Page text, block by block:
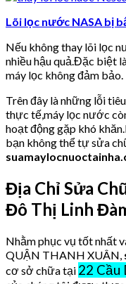
Lõi lọc nước NASA bị
Nếu không thay lõi lọc
nhiều hậu quả.Đặc biệt
máy lọc không đảm bảo.
Trên đây là những lỗi
thực tế,máy lọc nước
hoạt động gặp khó
bạn không thể tự sửa
Địa Chỉ Sửa
Đô Thị Linh
Nhằm phục vụ tốt nhất
QUẬN THANH XUÂN,
cơ sở chữa tại 22 Cầu